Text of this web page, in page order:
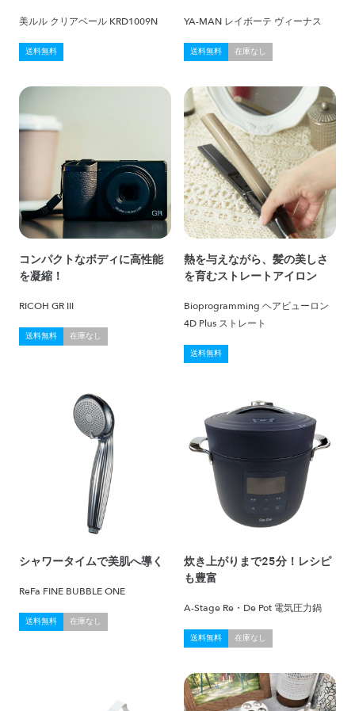
美ルル クリアベール KRD1009N
送料無料
YA-MAN レイボーテ ヴィーナス
送料無料 在庫なし
コンパクトなボディに高性能
を凝縮！
RICOH GR III
送料無料 在庫なし
熱を与えながら、髪の美しさ
を育むストレートアイロン
Bioprogramming ヘアビューロン
4D Plus ストレート
送料無料
シャワータイムで美肌へ導く
ReFa FINE BUBBLE ONE
送料無料 在庫なし
炊き上がりまで25分！レシピ
も豊富
A-Stage Re・De Pot 電気圧力鍋
送料無料 在庫なし